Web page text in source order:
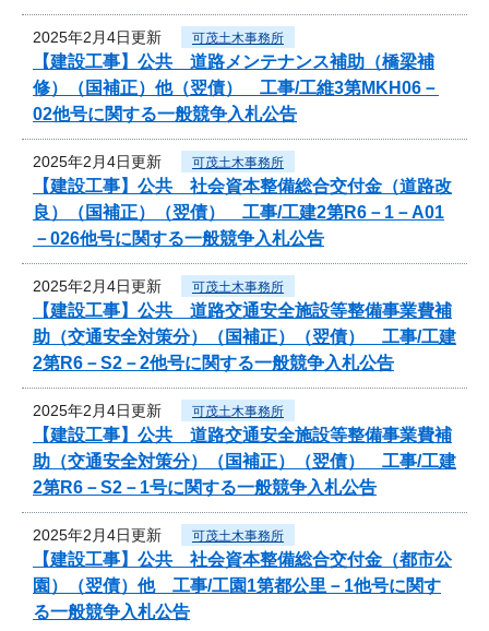
2025年2月4日更新 可茂土木事務所
【建設工事】公共 道路メンテナンス補助（橋梁補
修）（国補正）他（翌債） 工事/工維3第MKH06－
02他号に関する一般競争入札公告
2025年2月4日更新 可茂土木事務所
【建設工事】公共 社会資本整備総合交付金（道路改
良）（国補正）（翌債） 工事/工建2第R6－1－A01
－026他号に関する一般競争入札公告
2025年2月4日更新 可茂土木事務所
【建設工事】公共 道路交通安全施設等整備事業費補
助（交通安全対策分）（国補正）（翌債） 工事/工建
2第R6－S2－2他号に関する一般競争入札公告
2025年2月4日更新 可茂土木事務所
【建設工事】公共 道路交通安全施設等整備事業費補
助（交通安全対策分）（国補正）（翌債） 工事/工建
2第R6－S2－1号に関する一般競争入札公告
2025年2月4日更新 可茂土木事務所
【建設工事】公共 社会資本整備総合交付金（都市公
園）（翌債）他 工事/工園1第都公里－1他号に関す
る一般競争入札公告